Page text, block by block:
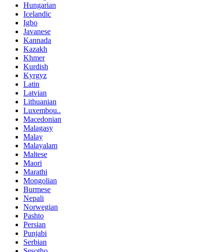
Hungarian
Icelandic
Igbo
Javanese
Kannada
Kazakh
Khmer
Kurdish
Kyrgyz
Latin
Latvian
Lithuanian
Luxembou..
Macedonian
Malagasy
Malay
Malayalam
Maltese
Maori
Marathi
Mongolian
Burmese
Nepali
Norwegian
Pashto
Persian
Punjabi
Serbian